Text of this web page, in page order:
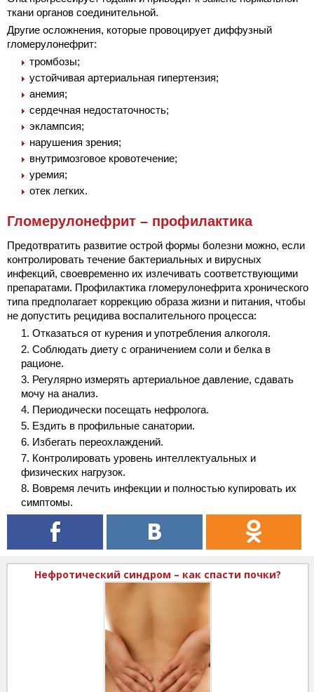
ткани органов соединительной.
Другие осложнения, которые провоцирует диффузный
гломерулонефрит:
тромбозы;
устойчивая артериальная гипертензия;
анемия;
сердечная недостаточность;
эклампсия;
нарушения зрения;
внутримозговое кровотечение;
уремия;
отек легких.
Гломерулонефрит – профилактика
Предотвратить развитие острой формы болезни можно, если
контролировать течение бактериальных и вирусных
инфекций, своевременно их излечивать соответствующими
препаратами. Профилактика гломерулонефрита хронического
типа предполагает коррекцию образа жизни и питания, чтобы
не допустить рецидива воспалительного процесса:
Отказаться от курения и употребления алкоголя.
Соблюдать диету с ограничением соли и белка в
рационе.
Регулярно измерять артериальное давление, сдавать
мочу на анализ.
Периодически посещать нефролога.
Ездить в профильные санатории.
Избегать переохлаждений.
Контролировать уровень интеллектуальных и
физических нагрузок.
Вовремя лечить инфекции и полностью купировать их
симптомы.
Нефротический синдром – как спасти почки?